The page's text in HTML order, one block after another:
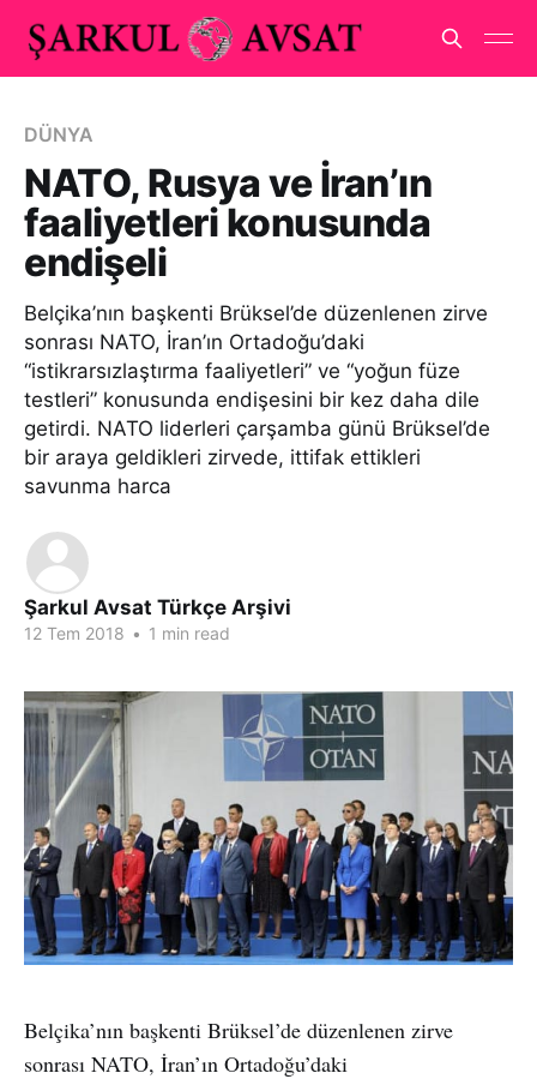
DÜNYA
NATO, Rusya ve İran’ın
faaliyetleri konusunda
endişeli
Belçika’nın başkenti Brüksel’de düzenlenen zirve
sonrası NATO, İran’ın Ortadoğu’daki
“istikrarsızlaştırma faaliyetleri” ve “yoğun füze
testleri” konusunda endişesini bir kez daha dile
getirdi. NATO liderleri çarşamba günü Brüksel’de
bir araya geldikleri zirvede, ittifak ettikleri
savunma harca
Şarkul Avsat Türkçe Arşivi
12 Tem 2018 • 1 min read
Belçika’nın başkenti Brüksel’de düzenlenen zirve
sonrası NATO, İran’ın Ortadoğu’daki